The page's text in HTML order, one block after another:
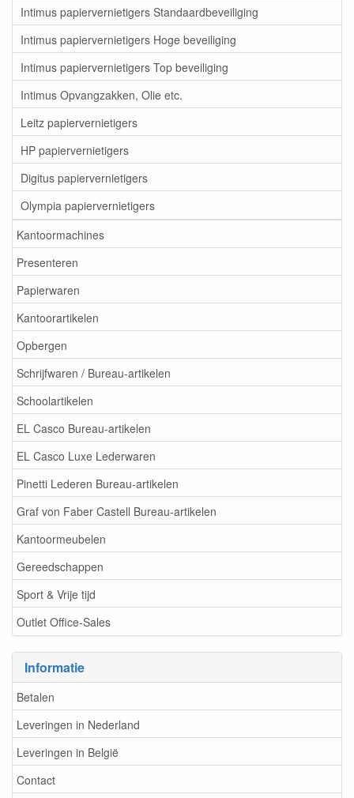
Intimus papiervernietigers Standaardbeveiliging
Intimus papiervernietigers Hoge beveiliging
Intimus papiervernietigers Top beveiliging
Intimus Opvangzakken, Olie etc.
Leitz papiervernietigers
HP papiervernietigers
Digitus papiervernietigers
Olympia papiervernietigers
Kantoormachines
Presenteren
Papierwaren
Kantoorartikelen
Opbergen
Schrijfwaren / Bureau-artikelen
Schoolartikelen
EL Casco Bureau-artikelen
EL Casco Luxe Lederwaren
Pinetti Lederen Bureau-artikelen
Graf von Faber Castell Bureau-artikelen
Kantoormeubelen
Gereedschappen
Sport & Vrije tijd
Outlet Office-Sales
Informatie
Betalen
Leveringen in Nederland
Leveringen in België
Contact